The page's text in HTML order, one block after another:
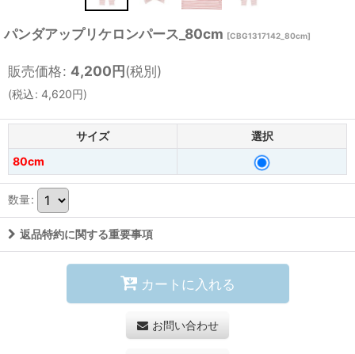
パンダアップリケロンパース_80cm [CBG1317142_80cm]
販売価格: 4,200円(税別)
(税込: 4,620円)
サイズ
選択
80cm
数量:
返品特約に関する重要事項
カートに入れる
お問い合わせ